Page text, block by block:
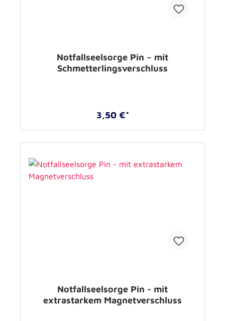
Notfallseelsorge Pin – mit
Schmetterlingsverschluss
3,50 €*
Notfallseelsorge Pin - mit
extrastarkem Magnetverschluss